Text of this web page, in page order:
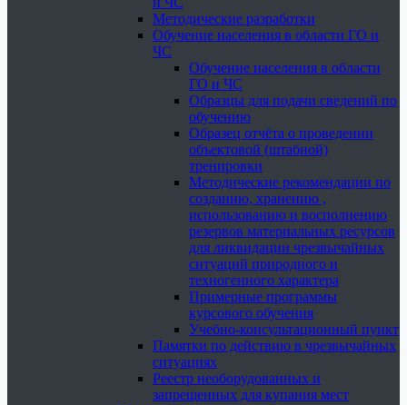
Методические разработки
Обучение населения в области ГО и
ЧС
Обучение населения в области
ГО и ЧС
Образцы для подачи сведений по
обучению
Образец отчёта о проведении
объектовой (штабной)
тренировки
Методические рекомендации по
созданию, хранению ,
использованию и восполнению
резервов материальных ресурсов
для ликвидации чрезвычайных
ситуаций природного и
техногенного характера
Примерные программы
курсового обучения
Учебно-консультационный пункт
Памятки по действию в чрезвычайных
ситуациях
Реестр необорудованных и
запрещенных для купания мест